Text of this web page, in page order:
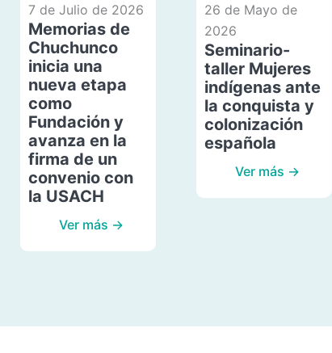
7 de Julio de 2026
Memorias de
Chuchunco
inicia una
nueva etapa
como
Fundación y
avanza en la
firma de un
convenio con
la USACH
Ver más →
26 de Mayo de
2026
Seminario-
taller Mujeres
indígenas ante
la conquista y
colonización
española
Ver más →